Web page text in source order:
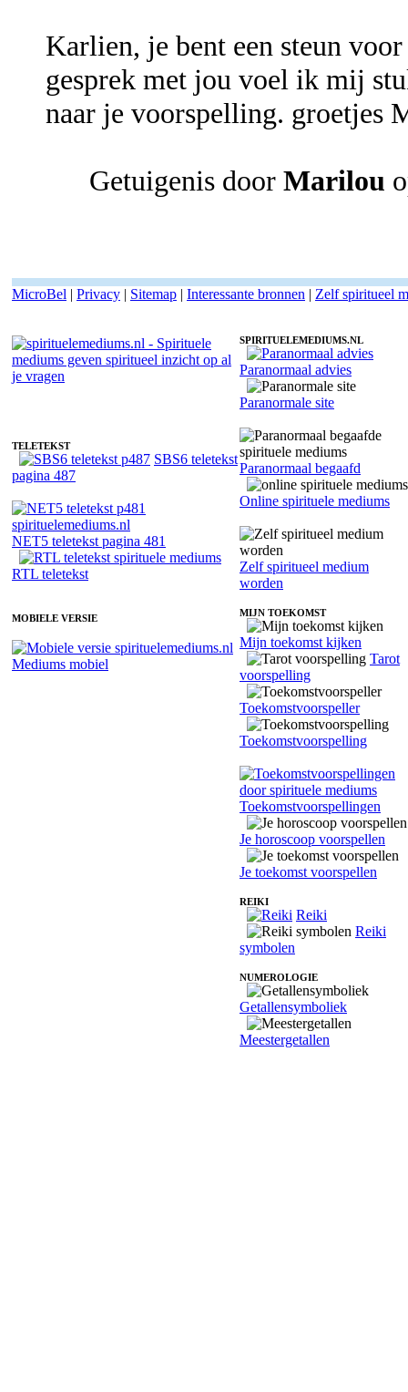
Karlien, je bent een steun
gesprek met jou voel ik mij
naar je voorspelling. groetjes
Getuigenis door Marilou
MicroBel | Privacy | Sitemap | Interessante bronnen | Zelf spiritueel
TELETEKST
SBS6 teletekst
pagina 487
NET5 teletekst pagina 481
RTL teletekst
MOBIELE VERSIE
Mediums mobiel
SPIRITUELEMEDIUMS.NL
Paranormaal advies
Paranormale site
Paranormaal begaafd
Online spirituele mediums
Zelf spiritueel medium
worden
MIJN TOEKOMST
Mijn toekomst kijken
Tarot
voorspelling
Toekomstvoorspeller
Toekomstvoorspelling
Toekomstvoorspellingen
Je horoscoop voorspellen
Je toekomst voorspellen
REIKI
Reiki
Reiki
symbolen
NUMEROLOGIE
Getallensymboliek
Meestergetallen